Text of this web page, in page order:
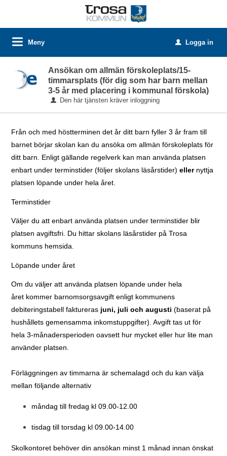
Meny u Logga in
Ansökan om allmän förskoleplats/15-
timmarsplats (för dig som har barn mellan
3-5 år med placering i kommunal förskola)
Den här tjänsten kräver inloggning
Från och med höstterminen det år ditt barn fyller 3 år fram till
barnet börjar skolan kan du ansöka om allmän förskoleplats för
ditt barn. Enligt gällande regelverk kan man använda platsen
enbart under terminstider (följer skolans läsårstider)ellernyttja
platsen löpande under hela året.
Terminstider
Väljer du att enbart använda platsen under terminstider blir
platsen avgiftsfri. Du hittar skolans läsårstider på Trosa
kommuns hemsida.
Löpande under året
Om du väljer att använda platsen löpande under hela
året kommer barnomsorgsavgift enligt kommunens
debiteringstabell faktureras juni, juli och augusti (baserat på
hushållets gemensamma inkomstuppgifter). Avgift tas ut för
hela 3-månadersperioden oavsett hur mycket eller hur lite man
använder platsen.
Förläggningen av timmarna är schemalagd och du kan välja
mellan följande alternativ
måndag till fredag kl 09.00-12.00
tisdag till torsdag kl 09.00-14.00
Skolkontoret behöver din ansökan minst 1 månad innan önskat